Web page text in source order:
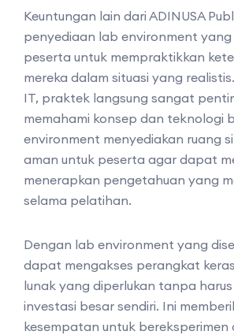
Keuntungan lain dari ADINUSA
penyediaan lab environment yang
peserta untuk mempraktikkan
mereka dalam situasi yang
IT, praktek langsung sangat
memahami konsep dan teknologi
environment menyediakan ruang
aman untuk peserta agar dapat
menerapkan pengetahuan yang
selama pelatihan.
Dengan lab environment yang
dapat mengakses perangkat
lunak yang diperlukan tanpa
investasi besar sendiri. Ini
kesempatan untuk bereksperimen